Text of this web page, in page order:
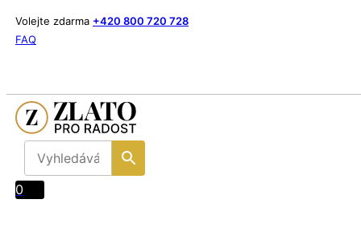
Volejte zdarma +420 800 720 728
FAQ
0